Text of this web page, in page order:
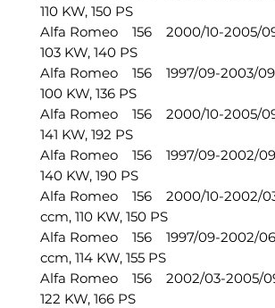
110 KW, 150 PS
Alfa Romeo 156 2000/10-2005/
103 KW, 140 PS
Alfa Romeo 156 1997/09-2003/
100 KW, 136 PS
Alfa Romeo 156 2000/10-2005/
141 KW, 192 PS
Alfa Romeo 156 1997/09-2002/
140 KW, 190 PS
Alfa Romeo 156 2000/10-2002/
ccm, 110 KW, 150 PS
Alfa Romeo 156 1997/09-2002/
ccm, 114 KW, 155 PS
Alfa Romeo 156 2002/03-2005/
122 KW, 166 PS